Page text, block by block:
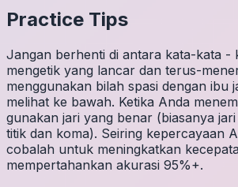
Practice Tips
Jangan berhenti di antara kata-kata -
mengetik yang lancar dan terus-
menggunakan bilah spasi dengan ibu
melihat ke bawah. Ketika Anda
gunakan jari yang benar (biasanya
titik dan koma). Seiring kepercayaan
cobalah untuk meningkatkan
mempertahankan akurasi 95%+.